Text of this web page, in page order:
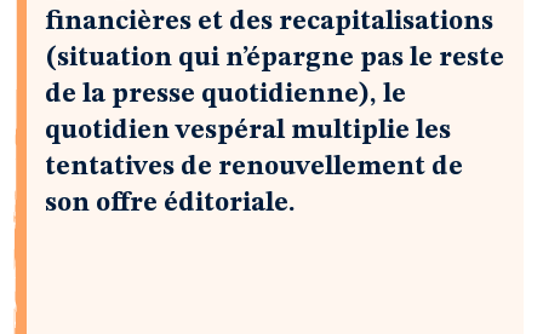
financières et des recapitalisations
(situation qui n’épargne pas le reste
de la presse quotidienne), le
quotidien vespéral multiplie les
tentatives de renouvellement de
son offre éditoriale.